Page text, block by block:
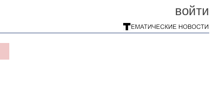
войти